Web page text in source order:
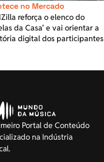
no Mercado
reforça o elenco do
da Casa’ e vai orientar a
digital dos participantes
Portal de Conteúdo
na Indústria